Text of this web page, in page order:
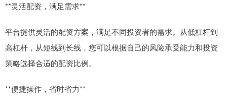
**灵活配资，满足需求**
平台提供灵活的配资方案，满足不同投资者的需求。从低杠杆到
高杠杆，从短线到长线，您可以根据自己的风险承受能力和投资
策略选择合适的配资比例。
**便捷操作，省时省力**